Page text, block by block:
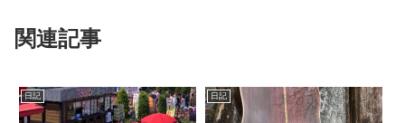
関連記事
日記 日記